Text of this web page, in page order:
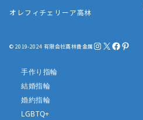
オレフィチェリーア高林
© 2019-2024 有限会社髙林貴金属InstagramX Facebook Pinterest
手作り指輪
結婚指輪
婚約指輪
LGBTQ+